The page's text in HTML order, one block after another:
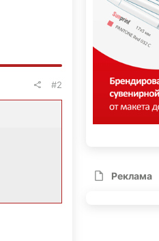
#2
Реклама